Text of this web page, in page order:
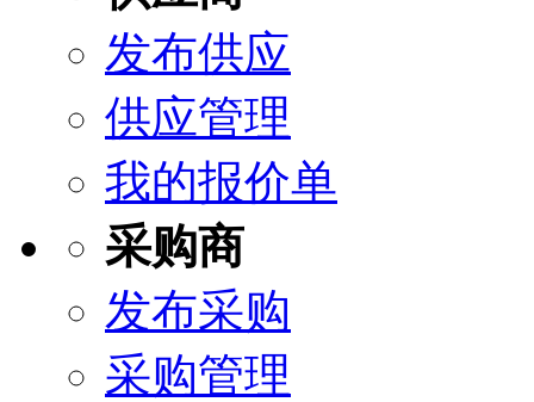
发布供应
供应管理
我的报价单
采购商
发布采购
采购管理